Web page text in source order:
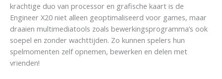
krachtige duo van processor en grafische kaart is de
Engineer X20 niet alleen geoptimaliseerd voor games, maar
draaien multimediatools zoals bewerkingsprogramma’s ook
soepel en zonder wachttijden. Zo kunnen spelers hun
spelmomenten zelf opnemen, bewerken en delen met
vrienden!